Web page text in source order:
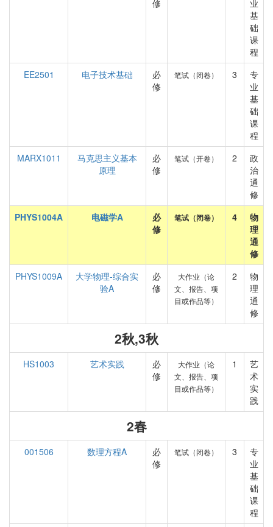
修
业
基
础
课
程
EE2501
电子技术基础
必
修
笔试（闭卷） 3
专
业
基
础
课
程
MARX1011
马克思主义基本
原理
必
修
笔试（开卷） 2
政
治
通
修
PHYS1004A
电磁学A
必
修
笔试（闭卷） 4
物
理
通
修
PHYS1009A
大学物理-综合实
验A
必
修
大作业（论
文、报告、项
目或作品等）
2
物
理
通
修
2秋,3秋
HS1003 艺术实践
必
修
大作业（论
文、报告、项
目或作品等）
1
艺
术
实
践
2春
001506 数理方程A
必
修
笔试（闭卷） 3
专
业
基
础
课
程